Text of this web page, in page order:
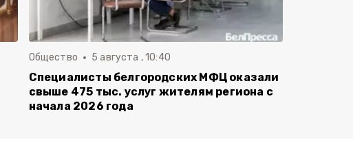
Общество 5 августа , 10:40
Специалисты белгородских МФЦ оказали
свыше 475 тыс. услуг жителям региона с
начала 2026 года